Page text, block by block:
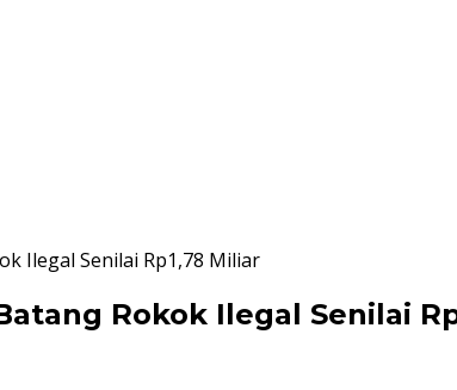
Ilegal Senilai Rp1,78 Miliar
Rokok Ilegal Senilai